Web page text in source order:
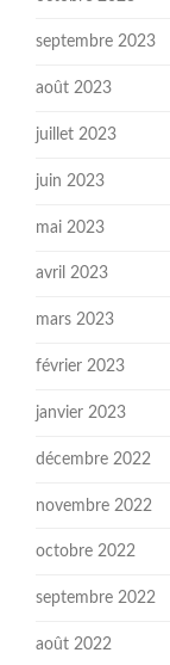
septembre 2023
août 2023
juillet 2023
juin 2023
mai 2023
avril 2023
mars 2023
février 2023
janvier 2023
décembre 2022
novembre 2022
octobre 2022
septembre 2022
août 2022